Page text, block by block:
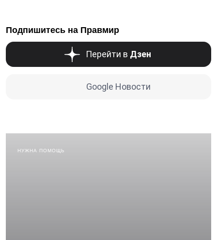
Подпишитесь на Правмир
Перейти в Дзен
Google Новости
НУЖНА ПОМОЩЬ